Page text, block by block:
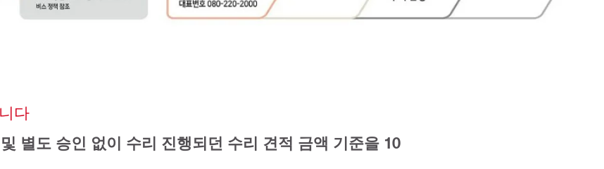
다
별도 승인 없이 수리 진행되던 수리 견적 금액 기준을 10